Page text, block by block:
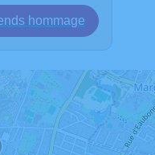
hommage